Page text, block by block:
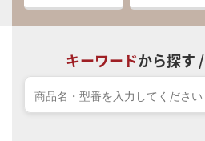
キーワードから探す /